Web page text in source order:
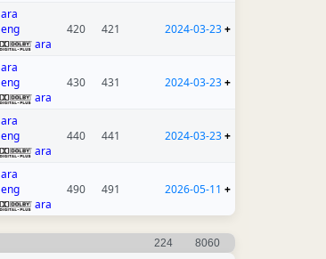
ara
eng
ara
420 421 2024-03-23+
ara
eng
ara
430 431 2024-03-23+
ara
eng
ara
440 441 2024-03-23+
ara
eng
ara
490 491 2026-05-11 +
224 8060